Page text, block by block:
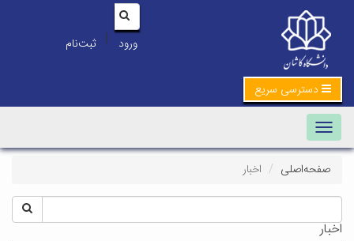
ورود | ثبت‌نام
دسترسی سریع
Toggle navigation
صفحه‌اصلی اخبار
اخبار